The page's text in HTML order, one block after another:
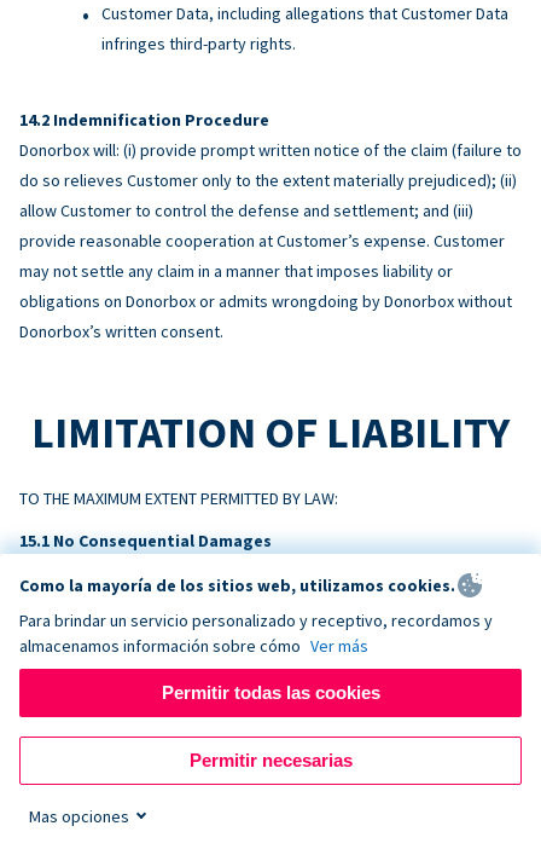
Customer Data, including allegations that Customer Data
infringes third-party rights.
Indemnification Procedure
Donorbox will: (i) provide prompt written notice of the claim (failure to
do so relieves Customer only to the extent materially prejudiced); (ii)
allow Customer to control the defense and settlement; and (iii)
provide reasonable cooperation at Customer’s expense. Customer
may not settle any claim in a manner that imposes liability or
obligations on Donorbox or admits wrongdoing by Donorbox without
Donorbox’s written consent.
LIMITATION OF LIABILITY
TO THE MAXIMUM EXTENT PERMITTED BY LAW:
No Consequential Damages
CONSEQUENTIAL, SPECIAL, EXEMPLARY, OR PUNITIVE DAMAGES, OR
LOSS OF PROFITS, REVENUE, OR DATA, ARISING OUT OF OR RELATING
Liability Cap
DONORBOX’S TOTAL AGGREGATE LIABILITY ARISING OUT OF OR
CUSTOMER TO DONORBOX IN THE TWELVE (12) MONTHS PRECEDING
Como la mayoría de los sitios web, utilizamos cookies.
Para brindar un servicio personalizado y receptivo, recordamos y
almacenamos información sobre cómo Ver más
Permitir todas las cookies
Permitir necesarias
Mas opciones